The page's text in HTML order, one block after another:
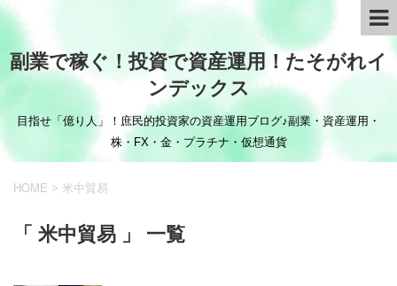
副業で稼ぐ！投資で資産運用！たそがれイ
ンデックス
目指せ「億り人」！庶民的投資家の資産運用ブログ♪副業・資産運用・
株・FX・金・プラチナ・仮想通貨
HOME > 米中貿易
「 米中貿易 」 一覧